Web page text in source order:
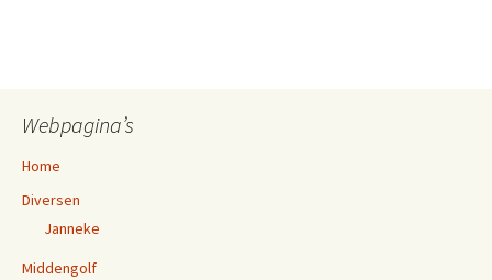
Webpagina’s
Home
Diversen
Janneke
Middengolf